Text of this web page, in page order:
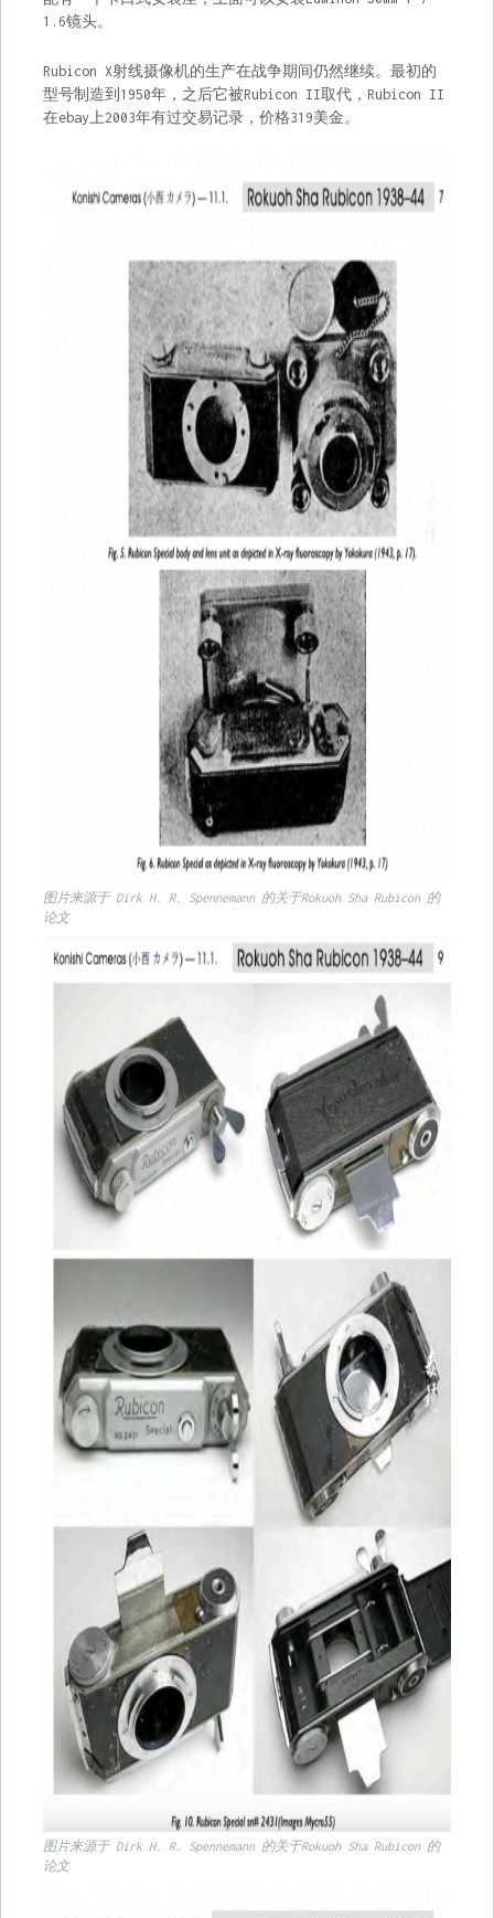
1.6镜头。
Rubicon X射线摄像机的生产在战争期间仍然继续。最初的
型号制造到1950年，之后它被Rubicon II取代，Rubicon II
在ebay上2003年有过交易记录，价格319美金。
图片来源于 Dirk H. R. Spennemann 的关于Rokuoh Sha Rubicon 的
论文
图片来源于 Dirk H. R. Spennemann 的关于Rokuoh Sha Rubicon 的
论文